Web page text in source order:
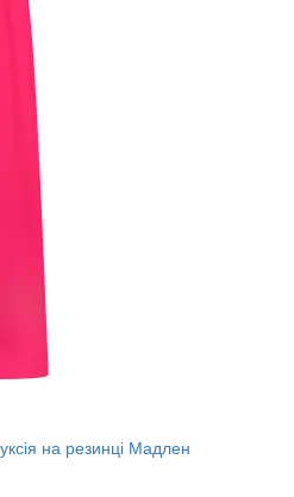
на резинці Мадлен